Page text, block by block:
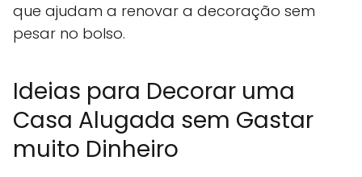
que ajudam a renovar a decoração sem
pesar no bolso.
Ideias para Decorar uma
Casa Alugada sem Gastar
muito Dinheiro